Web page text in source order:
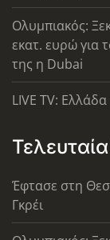
Ολυμπιακός:
εκατ. ευρώ για
της η Dubai
LIVE TV:
Έφτασε στη
Γκρέι